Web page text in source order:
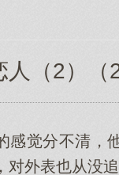
（2）（2
感觉分不清，
对外表也从没追